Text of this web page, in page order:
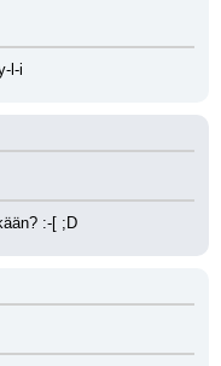
l-i
:-[ ;D